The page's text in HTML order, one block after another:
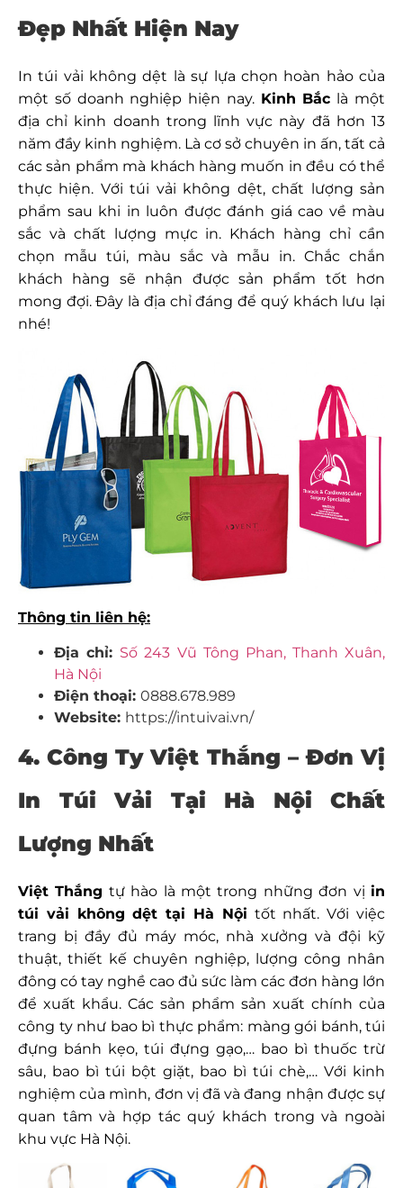
Đẹp Nhất Hiện Nay
In túi vải không dệt là sự lựa chọn hoàn hảo của
một số doanh nghiệp hiện nay. Kinh Bắc là một
địa chỉ kinh doanh trong lĩnh vực này đã hơn 13
năm đầy kinh nghiệm. Là cơ sở chuyên in ấn, tất cả
các sản phẩm mà khách hàng muốn in đều có thể
thực hiện. Với túi vải không dệt, chất lượng sản
phẩm sau khi in luôn được đánh giá cao về màu
sắc và chất lượng mực in. Khách hàng chỉ cần
chọn mẫu túi, màu sắc và mẫu in. Chắc chắn
khách hàng sẽ nhận được sản phẩm tốt hơn
mong đợi. Đây là địa chỉ đáng để quý khách lưu lại
nhé!
Thông tin liên hệ:
Địa chỉ: Số 243 Vũ Tông Phan, Thanh Xuân,
Hà Nội
Điện thoại: 0888.678.989
Website: https://intuivai.vn/
4. Công Ty Việt Thắng – Đơn Vị
In Túi Vải Tại Hà Nội Chất
Lượng Nhất
Việt Thắng tự hào là một trong những đơn vịin
túi vải không dệt tại Hà Nội tốt nhất. Với việc
trang bị đầy đủ máy móc, nhà xưởng và đội kỹ
thuật, thiết kế chuyên nghiệp, lượng công nhân
đông có tay nghề cao đủ sức làm các đơn hàng lớn
để xuất khẩu. Các sản phẩm sản xuất chính của
công ty như bao bì thực phẩm: màng gói bánh, túi
đựng bánh kẹo, túi đựng gạo,… bao bì thuốc trừ
sâu, bao bì túi bột giặt, bao bì túi chè,… Với kinh
nghiệm của mình, đơn vị đã và đang nhận được sự
quan tâm và hợp tác quý khách trong và ngoài
khu vực Hà Nội.